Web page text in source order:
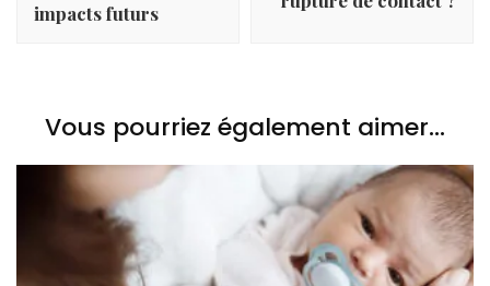
impacts futurs
Vous pourriez également aimer...